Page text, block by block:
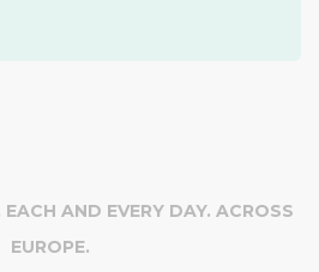
AND EVERY DAY. ACROSS
EUROPE.